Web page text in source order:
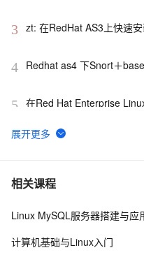
3 zt: 在RedHat AS3上快速
4 Redhat as4 下Snort＋
5 在Red Hat Enterprise
6
RPM是RedHat Package
7 LINUX REDHAT第六单元文
8 Redhat/CentOS修改主机名
相关课程
Linux MySQL服务器搭建与应
计算机基础与Linux入门